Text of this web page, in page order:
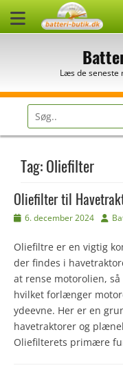
Læs de seneste
Søg
efter:
Tag:Oliefilter
Oliefilter til
Udgivet
6. december 2024
Oliefiltre er en vigtig
der findes i
at rense motorolien,
hvilket forlænger
ydeevne. Her er en
havetraktorer og
Oliefilterets primære